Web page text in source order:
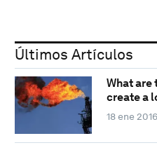
Últimos Artículos
What are
create a
18 ene 2016